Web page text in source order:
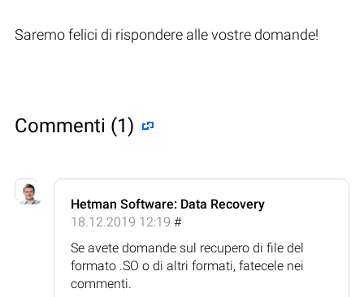
Saremo felici di rispondere alle vostre domande!
Commenti (1)
Hetman Software: Data Recovery
18.12.2019 12:19 #
Se avete domande sul recupero di file del
formato .SO o di altri formati, fatecele nei
commenti.